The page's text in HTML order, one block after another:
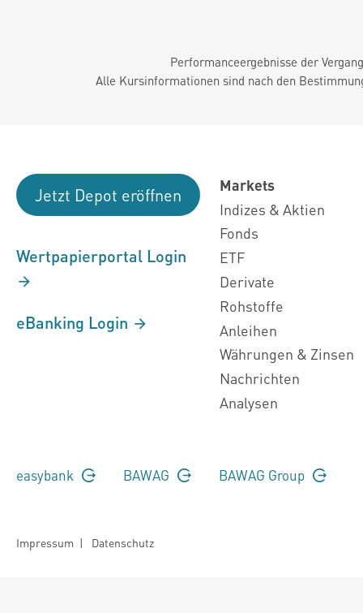
Performanceergebnisse der
Alle Kursinformationen sind nach den
Jetzt Depot eröffnen
Wertpapierportal Login
eBanking Login
Markets
Indizes & Aktien
Fonds
ETF
Derivate
Rohstoffe
Anleihen
Währungen & Zinsen
Nachrichten
Analysen
easybank BAWAG BAWAG Group
Impressum | Datenschutz